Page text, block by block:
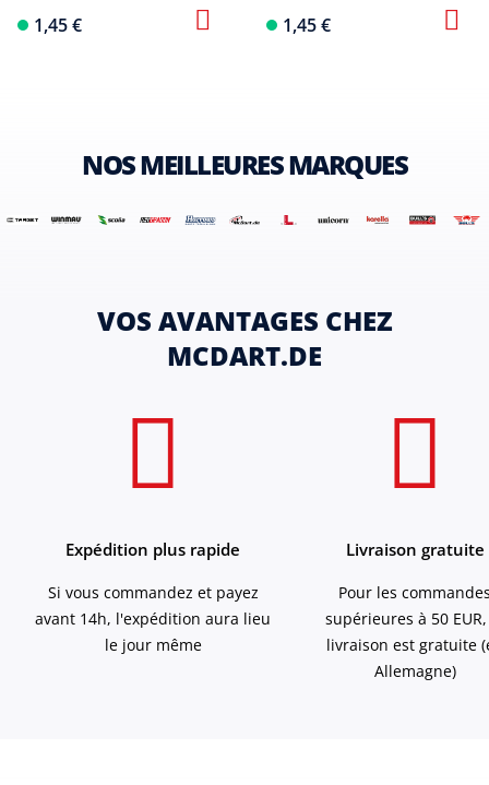
1,45 € 1,45 €
NOS MEILLEURES MARQUES
VOS AVANTAGES CHEZ
MCDART.DE
Expédition plus rapide
Si vous commandez et payez
avant 14h, l'expédition aura lieu
le jour même
Livraison gratuite
Pour les
supérieures à 50
livraison est gratuite
Allemagne)